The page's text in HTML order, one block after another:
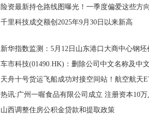
日播报
险资最新持仓路线图曝光！一季度偏爱这些方
千里科技成交额创2025年9月30日以来新高
新华指数监测：5月12日山东港口大商中心钢
涨、热轧C料价格微幅下跌
车市科技(01490.HK)：删除公司中文名称及中
每日热点
天舟十号货运飞船成功对接空间站！航空航天
（159241）盘中净申购超1500万份，换手率超
的第一 新视野
热讯:广州一喔食品有限公司成立 注册资本10万
山西调整住房公积金贷款和提取政策